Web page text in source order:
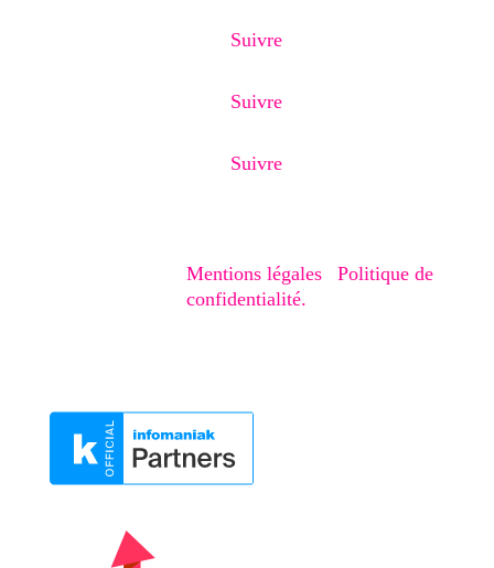
Suivre
Suivre
Suivre
droits réservés.Mentions légales |Politique de
confidentialité.